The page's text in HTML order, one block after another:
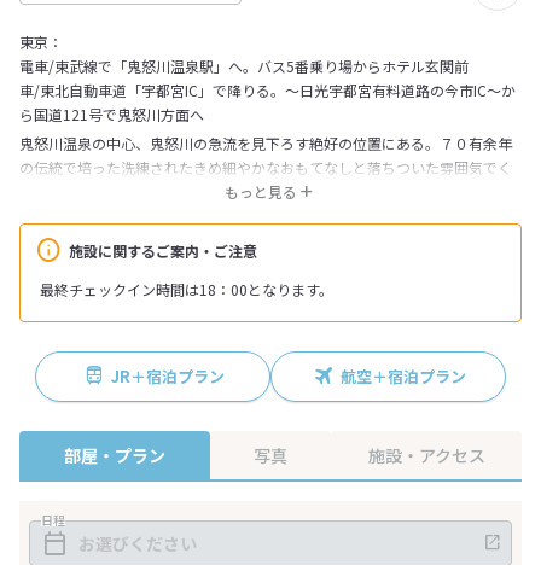
東京：
電車/東武線で「鬼怒川温泉駅」へ。バス5番乗り場からホテル玄関前
車/東北自動車道「宇都宮IC」で降りる。～日光宇都宮有料道路の今市IC～か
ら国道121号で鬼怒川方面へ
施設に関するご案内・ご注意
最終チェックイン時間は18：00となります。
もっと見る
鬼怒川温泉の中心、鬼怒川の急流を見下ろす絶好の位置にある。７０有余年
の伝統で培った洗練されたきめ細やかなおもてなしと落ちついた雰囲気でく
つろげる客室。また、大浴場や露天風呂そして室内温水プール（営業日等は
グリル料理が官能できるブッフェや旬と地場の食材が堪能できる会席料理が
自慢です。
JR＋宿泊プラン 航空＋宿泊プラン
部屋・プラン 写真 施設・アクセス
日程